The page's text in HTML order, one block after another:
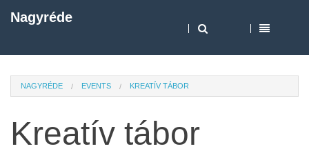
Nagyréde
NAGYRÉDE EVENTS KREATÍV TÁBOR
Kreatív tábor